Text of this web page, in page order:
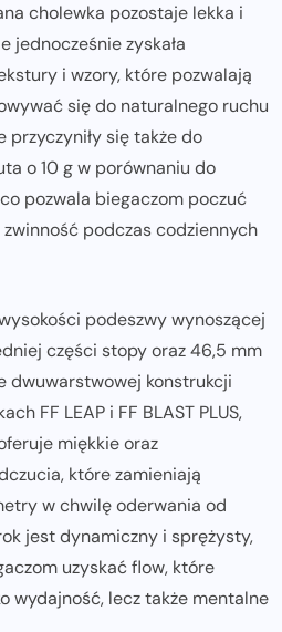
cholewka pozostaje lekka i
jednocześnie zyskała
i wzory, które pozwalają
się do naturalnego ruchu
przyczyniły się także do
o 10 g w porównaniu do
co pozwala biegaczom poczuć
zwinność podczas codziennych
podeszwy wynoszącej
części stopy oraz 46,5 mm
dwuwarstwowej konstrukcji
FF LEAP i FF BLAST PLUS,
miękkie oraz
które zamieniają
w chwilę oderwania od
jest dynamiczny i sprężysty,
uzyskać flow, które
wydajność, lecz także mentalne